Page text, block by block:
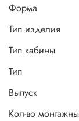
Форма
Тип изделия
Тип кабины
Тип
Выпуск
Кол-во